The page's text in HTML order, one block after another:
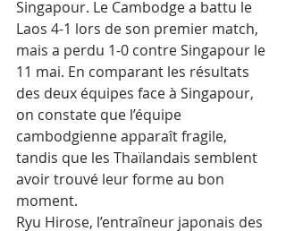
Singapour. Le Cambodge a battu le
Laos 4-1 lors de son premier match,
mais a perdu 1-0 contre Singapour le
11 mai. En comparant les résultats
des deux équipes face à Singapour,
on constate que l’équipe
cambodgienne apparaît fragile,
tandis que les Thaïlandais semblent
avoir trouvé leur forme au bon
moment.
Ryu Hirose, l’entraîneur japonais des